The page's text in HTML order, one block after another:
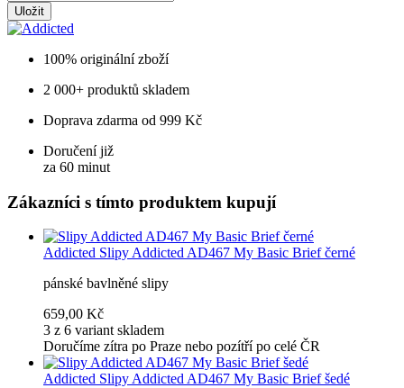
Uložit
100% originální zboží
2 000+ produktů skladem
Doprava zdarma od 999 Kč
Doručení již
za 60 minut
Zákazníci s tímto produktem kupují
Addicted Slipy Addicted AD467 My Basic Brief černé
pánské bavlněné slipy
659,00 Kč
3 z 6 variant skladem
Doručíme zítra po Praze nebo pozítří po celé ČR
Addicted Slipy Addicted AD467 My Basic Brief šedé